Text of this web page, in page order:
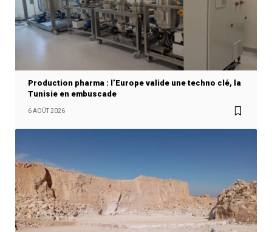
Production pharma : l’Europe valide une techno clé, la
Tunisie en embuscade
6 AOÛT 2026